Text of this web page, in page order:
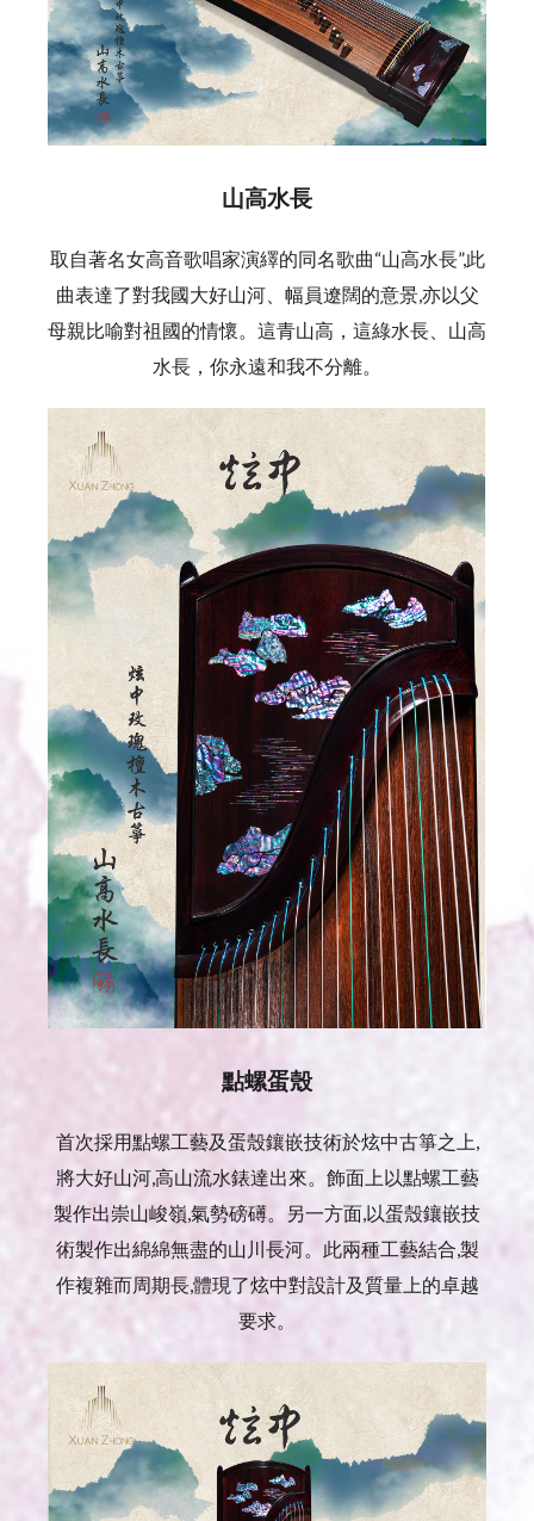
山高水長
取自著名女高音歌唱家演繹的同名歌曲“山高水長”,此
曲表達了對我國大好山河、幅員遼闊的意景,亦以父
母親比喻對祖國的情懷。這青山高，這綠水長、山高
水長，你永遠和我不分離。
點螺蛋殼
首次採用點螺工藝及蛋殼鑲嵌技術於炫中古箏之上,
將大好山河,高山流水錶達出來。飾面上以點螺工藝
製作出崇山峻嶺,氣勢磅礡。另一方面,以蛋殼鑲嵌技
術製作出綿綿無盡的山川長河。此兩種工藝結合,製
作複雜而周期長,體現了炫中對設計及質量上的卓越
要求。